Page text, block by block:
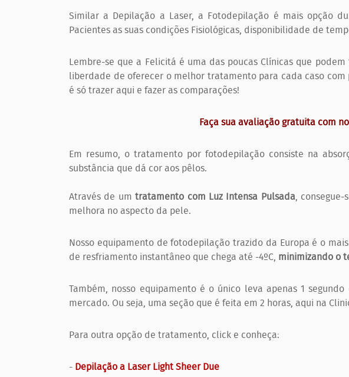
Similar a Depilação a Laser, a Fotodepilação é mais opção
Pacientes as suas condições Fisiológicas, disponibilidade de
Lembre-se que a Felicitá é uma das poucas Clínicas que
liberdade de oferecer o melhor tratamento para cada caso
é só trazer aqui e fazer as comparações!
Faça sua avaliação gratuita com
Em resumo, o tratamento por fotodepilação consiste na
substância que dá cor aos pêlos.
Através de umtratamento com Luz Intensa Pulsada,
melhora no aspecto da pele.
Nosso equipamento de fotodepilação trazido da Europa é o
de resfriamento instantâneo que chega até -4ºC, minimizando o
Também, nosso equipamento é o único leva apenas 1
mercado. Ou seja, uma seção que é feita em 2 horas, aqui na
Para outra opção de tratamento, click e conheça:
- Depilação a Laser Light Sheer Due